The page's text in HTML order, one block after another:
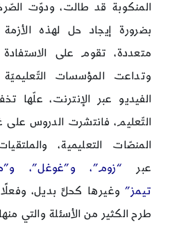
المنكوبة قد طالت، ودوّت
بضرورة إيجاد حل لهذه
متعددة، تقوم على
وتداعت المؤسسات
الفيديو عبر الإنترنت، علّها
التّعليم، فانتشرت الدروس
المنصّات التعليمية،
عبر “زوم”، و”غوغل”،
تيمز” وغيرها كحلٍّ بديل،
طرح الكثير من الأسئلة والتي